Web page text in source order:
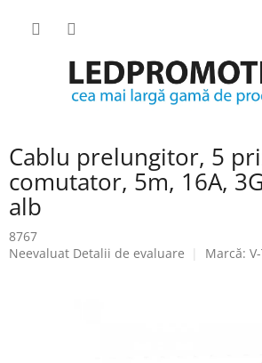
Cablu prelungitor, 5
comutator, 5m, 16A,
alb
8767
Evaluarea
Neevaluat Detalii de evaluare Marcă: